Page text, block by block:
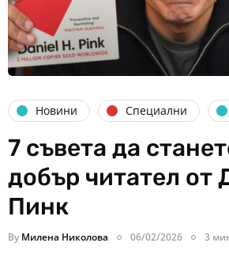
Новини Специални
7 съвета да
добър читател от
Пинк
By Милена Николова 06/02/2026 3